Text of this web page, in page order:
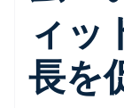
ージ
Checkout
構築済み決済
UI
Elements
柔軟な UI コン
ィッ
長を